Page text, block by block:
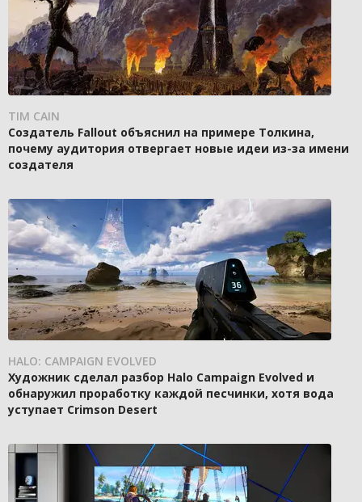
TIM CAIN
Создатель Fallout объяснил на примере Толкина,
почему аудитория отвергает новые идеи из-за имени
создателя
HALO: CAMPAIGN EVOLVED
Художник сделал разбор Halo Campaign Evolved и
обнаружил проработку каждой песчинки, хотя вода
уступает Crimson Desert